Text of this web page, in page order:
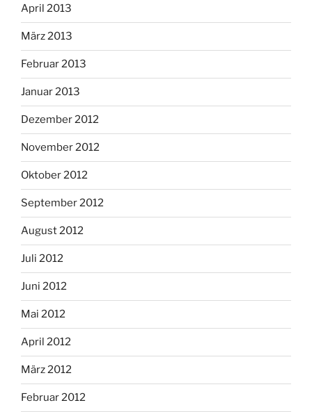
April 2013
März 2013
Februar 2013
Januar 2013
Dezember 2012
November 2012
Oktober 2012
September 2012
August 2012
Juli 2012
Juni 2012
Mai 2012
April 2012
März 2012
Februar 2012